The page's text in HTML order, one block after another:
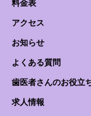
料金表
アクセス
お知らせ
よくある質問
歯医者さんのお役立
求人情報